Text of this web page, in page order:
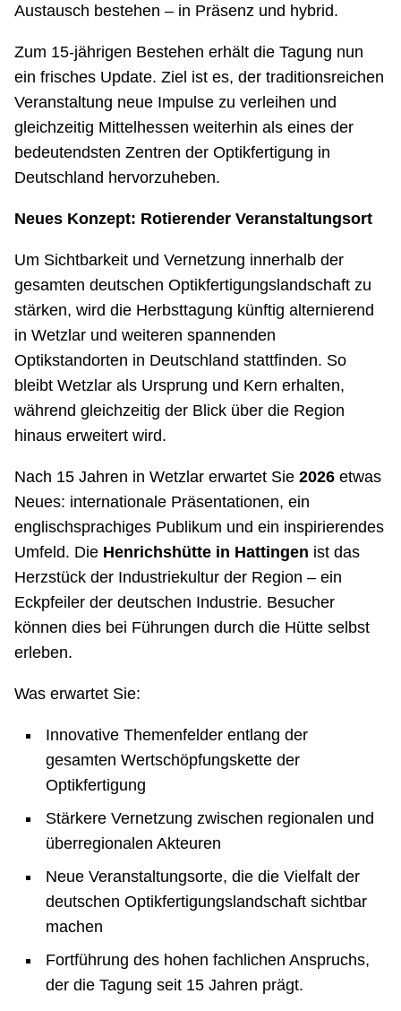
Austausch bestehen – in Präsenz und hybrid.
Zum 15-jährigen Bestehen erhält die Tagung nun
ein frisches Update. Ziel ist es, der traditionsreichen
Veranstaltung neue Impulse zu verleihen und
gleichzeitig Mittelhessen weiterhin als eines der
bedeutendsten Zentren der Optikfertigung in
Deutschland hervorzuheben.
Neues Konzept: Rotierender Veranstaltungsort
Um Sichtbarkeit und Vernetzung innerhalb der
gesamten deutschen Optikfertigungslandschaft zu
stärken, wird die Herbsttagung künftig alternierend
in Wetzlar und weiteren spannenden
Optikstandorten in Deutschland stattfinden. So
bleibt Wetzlar als Ursprung und Kern erhalten,
während gleichzeitig der Blick über die Region
hinaus erweitert wird.
Nach 15 Jahren in Wetzlar erwartet Sie 2026etwas
Neues: internationale Präsentationen, ein
englischsprachiges Publikum und ein inspirierendes
Umfeld. Die Henrichshütte in Hattingen ist das
Herzstück der Industriekultur der Region – ein
Eckpfeiler der deutschen Industrie. Besucher
können dies bei Führungen durch die Hütte selbst
erleben.
Was erwartet Sie:
Innovative Themenfelder entlang der
gesamten Wertschöpfungskette der
Optikfertigung
Stärkere Vernetzung zwischen regionalen und
überregionalen Akteuren
Neue Veranstaltungsorte, die die Vielfalt der
deutschen Optikfertigungslandschaft sichtbar
machen
Fortführung des hohen fachlichen Anspruchs,
der die Tagung seit 15 Jahren prägt.